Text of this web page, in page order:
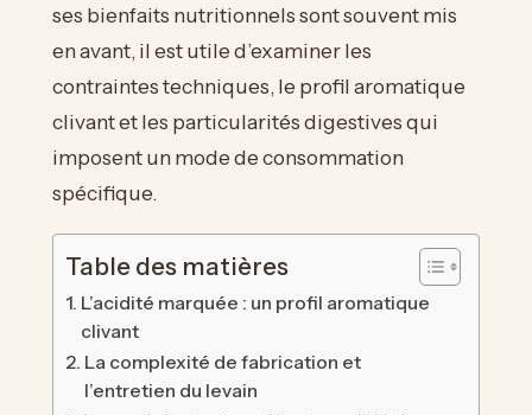
ses bienfaits nutritionnels sont souvent mis
en avant, il est utile d’examiner les
contraintes techniques, le profil aromatique
clivant et les particularités digestives qui
imposent un mode de consommation
spécifique.
Table des matières
L’acidité marquée : un profil aromatique
clivant
La complexité de fabrication et
l’entretien du levain